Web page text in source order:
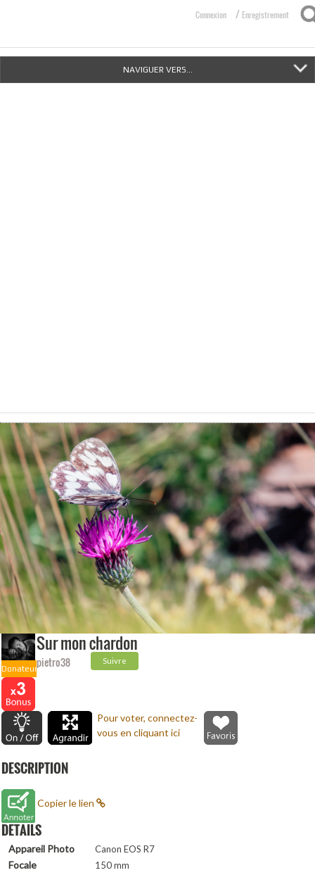
Connexion / Enregistrement
NAVIGUER VERS...
Donateur
Sur mon chardon
pietro38 Suivre
Pour voter, connectez-
vous en cliquant ici
DESCRIPTION
Copier le lien
DETAILS
Appareil Photo Canon EOS R7
Focale 150 mm